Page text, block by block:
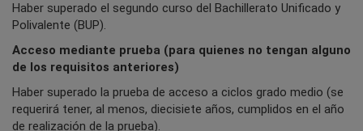
Haber superado el segundo curso del Bachillerato Unificado y
Polivalente (BUP).
Acceso mediante prueba (para quienes no tengan alguno
de los requisitos anteriores)
Haber superado la prueba de acceso a ciclos grado medio (se
requerirá tener, al menos, diecisiete años, cumplidos en el año
de realización de la prueba).